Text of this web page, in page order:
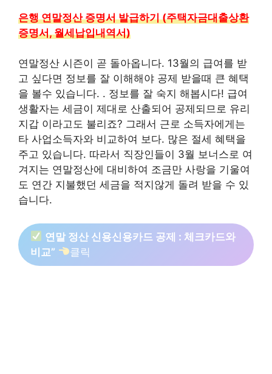
은행 연말정산 증명서 발급하기 (주택자금대출상환
증명서, 월세납입내역서)
연말정산 시즌이 곧 돌아옵니다. 13월의 급여를 받
고 싶다면 정보를 잘 이해해야 공제 받을때 큰 혜택
을 볼수 있습니다. . 정보를 잘 숙지 해봅시다! 급여
생활자는 세금이 제대로 산출되어 공제되므로 유리
지갑 이라고도 불리죠? 그래서 근로 소득자에게는
타 사업소득자와 비교하여 보다. 많은 절세 혜택을
주고 있습니다. 따라서 직장인들이 3월 보너스로 여
겨지는 연말정산에 대비하여 조금만 사랑을 기울여
도 연간 지불했던 세금을 적지않게 돌려 받을 수 있
습니다.
연말 정산 신용신용카드 공제 : 체크카드와
비교”
클릭